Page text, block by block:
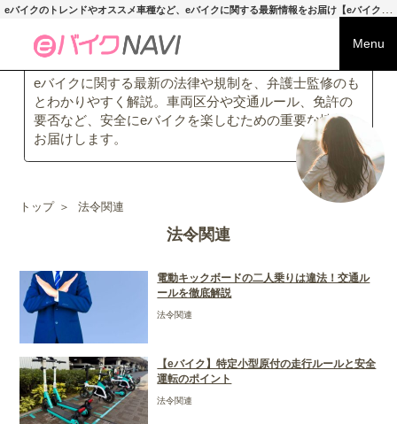
Menu
eバイクに関する最新の法律や規制を、弁護士監修のも
とわかりやすく解説。車両区分や交通ルール、免許の
要否など、安全にeバイクを楽しむための重要な情報を
お届けします。
トップ ＞ 法令関連
法令関連
電動キックボードの二人乗りは違法！交通ル
ールを徹底解説
法令関連
【eバイク】特定小型原付の走行ルールと安全
運転のポイント
法令関連